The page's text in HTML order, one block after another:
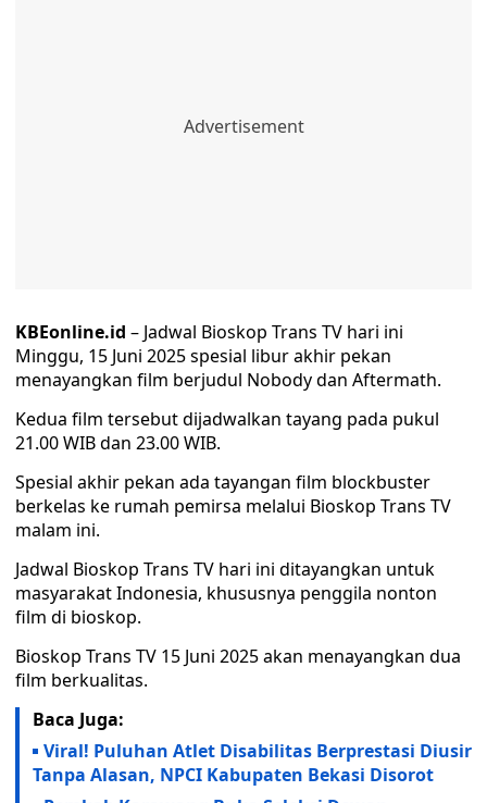
KBEonline.id – Jadwal Bioskop Trans TV hari ini
Minggu, 15 Juni 2025 spesial libur akhir pekan
menayangkan film berjudul Nobody dan Aftermath.
Kedua film tersebut dijadwalkan tayang pada pukul
21.00 WIB dan 23.00 WIB.
Spesial akhir pekan ada tayangan film blockbuster
berkelas ke rumah pemirsa melalui Bioskop Trans TV
malam ini.
Jadwal Bioskop Trans TV hari ini ditayangkan untuk
masyarakat Indonesia, khususnya penggila nonton
film di bioskop.
Bioskop Trans TV 15 Juni 2025 akan menayangkan dua
film berkualitas.
Baca Juga:
Viral! Puluhan Atlet Disabilitas Berprestasi Diusir
Tanpa Alasan, NPCI Kabupaten Bekasi Disorot